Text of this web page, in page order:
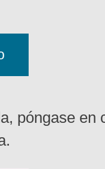
póngase en